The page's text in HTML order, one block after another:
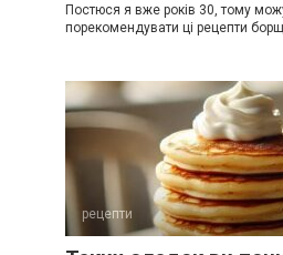
Постюся я вже років 30, тому
порекомендувати ці рецепти
рецепти